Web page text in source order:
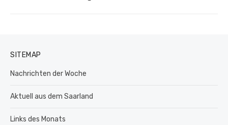
SITEMAP
Nachrichten der Woche
Aktuell aus dem Saarland
Links des Monats